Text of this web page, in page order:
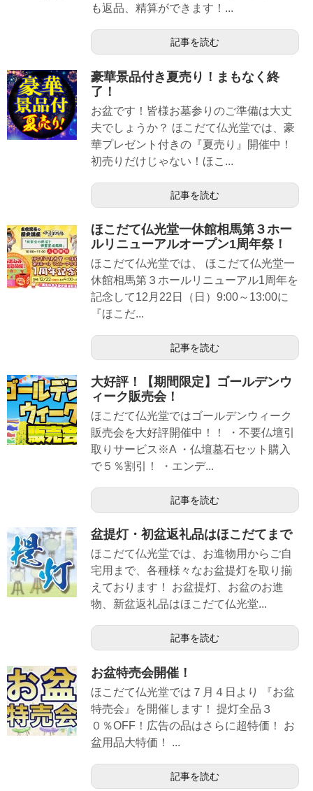
も返品、精算ができます！...
記事を読む
豪華景品付き夏売り！まもなく終
了！
お盆です！皆様お墓参りのご準備は大丈
夫でしょうか？ ほこだて仏光堂では、豪
華プレゼント付きの『夏売り』開催中！
初売りだけじゃない！ほこ...
記事を読む
ほこだて仏光堂一休館相馬第３ホー
ルリニューアルオープン1周年祭！
ほこだて仏光堂では、 ほこだて仏光堂一
休館相馬第３ホールリニューアル1周年を
記念して12月22日（日）9:00～13:00に
『ほこだ...
記事を読む
大好評！【期間限定】ゴールデンウ
ィーク販売会！
ほこだて仏光堂ではゴールデンウィーク
販売会を大好評開催中！！ ・不要仏壇引
取りサービス※A ・仏壇墓石セット購入
で５％割引！ ・エンデ...
記事を読む
盆提灯・初盆返礼品はほこだてまで
ほこだて仏光堂では、お進物用からご自
宅用まで、各種様々なお盆提灯を取り揃
えております！ お盆提灯、お盆のお進
物、新盆返礼品はほこだて仏光堂...
記事を読む
お盆特売会開催！
ほこだて仏光堂では７月４日より 『お盆
特売会』を開催します！ 提灯全品３
０％OFF！広告の品はさらに超特価！ お
盆用品大特価！ ...
記事を読む